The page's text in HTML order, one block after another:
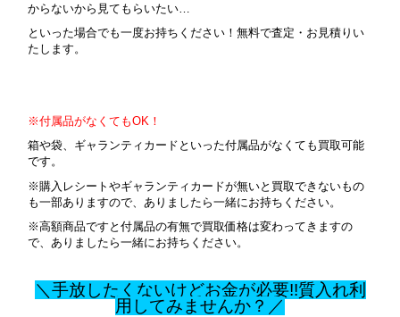
からないから見てもらいたい…
といった場合でも一度お持ちください！無料で査定・お見積りい
たします。
※付属品がなくてもOK！
箱や袋、ギャランティカードといった付属品がなくても買取可能
です。
※購入レシートやギャランティカードが無いと買取できないもの
も一部ありますので、ありましたら一緒にお持ちください。
※高額商品ですと付属品の有無で買取価格は変わってきますの
で、ありましたら一緒にお持ちください。
＼手放したくないけどお金が必要!!質入れ利
用してみませんか？／